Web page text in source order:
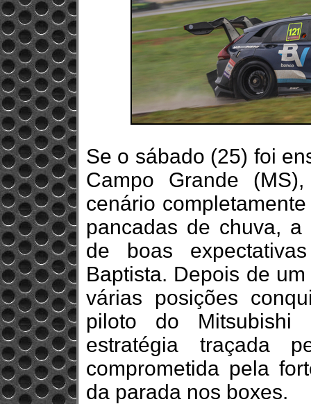
Se o sábado (25) foi
Campo Grande
cenário
pancadas de chuva,
de boas
Baptista. Depois de
várias posições
piloto do
estratégia traçada
comprometida pela
da parada nos boxes.